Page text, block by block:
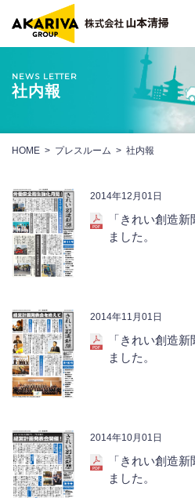
NEWS LETTER
社内報
HOME プレスルーム 社内報
2014年12月01日
「きれい創造
ました。
2014年11月01日
「きれい創造
ました。
2014年10月01日
「きれい創造
ました。